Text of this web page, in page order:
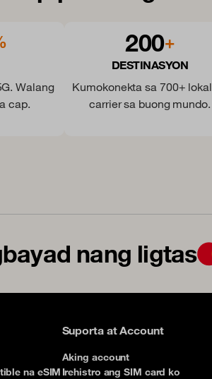
Walang
cap.
200+
DESTINASYON
Kumokonekta sa 700+
carrier sa buong mundo.
nang ligtas
na eSIM
Suporta at Account
Aking account
Irehistro ang SIM card ko